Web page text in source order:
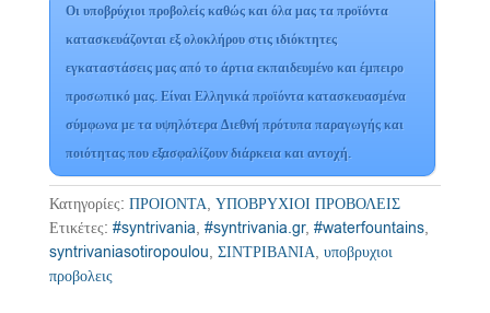
Οι υποβρύχιοι προβολείς καθώς και όλα μας τα προϊόντα
κατασκευάζονται εξ ολοκλήρου στις ιδιόκτητες
εγκαταστάσεις μας από το άρτια εκπαιδευμένο και έμπειρο
προσωπικό μας. Είναι Ελληνικά προϊόντα κατασκευασμένα
σύμφωνα με τα υψηλότερα Διεθνή πρότυπα παραγωγής και
ποιότητας που εξασφαλίζουν διάρκεια και αντοχή.
Κατηγορίες: ΠΡΟΙΟΝΤΑ, ΥΠΟΒΡΥΧΙΟΙ ΠΡΟΒΟΛΕΙΣ
Ετικέτες: #syntrivania, #syntrivania.gr, #waterfountains,
syntrivaniasotiropoulou, ΣΙΝΤΡΙΒΑΝΙΑ, υποβρυχιοι
προβολεις